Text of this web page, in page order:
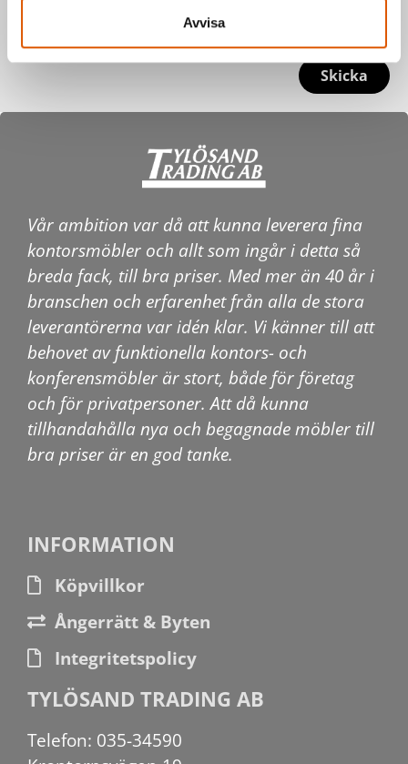
Avvisa
Skicka
Vår ambition var då att kunna leverera fina
kontorsmöbler och allt som ingår i detta så
breda fack, till bra priser. Med mer än 40 år i
branschen och erfarenhet från alla de stora
leverantörerna var idén klar. Vi känner till att
behovet av funktionella kontors- och
konferensmöbler är stort, både för företag
och för privatpersoner. Att då kunna
tillhandahålla nya och begagnade möbler till
bra priser är en god tanke.
INFORMATION
Köpvillkor
Ångerrätt & Byten
Integritetspolicy
TYLÖSAND TRADING AB
Telefon: 035-34590